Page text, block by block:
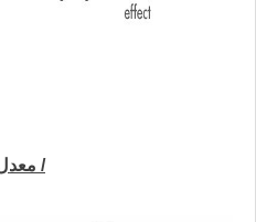
معدل الصرف: 0.07-0.08 لتر / ثانية /